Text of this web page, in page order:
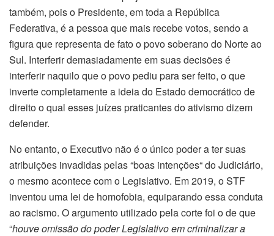
também, pois o Presidente, em toda a República
Federativa, é a pessoa que mais recebe votos, sendo a
figura que representa de fato o povo soberano do Norte ao
Sul. Interferir demasiadamente em suas decisões é
interferir naquilo que o povo pediu para ser feito, o que
inverte completamente a ideia do Estado democrático de
direito o qual esses juízes praticantes do ativismo dizem
defender.
No entanto, o Executivo não é o único poder a ter suas
atribuições invadidas pelas “boas intenções“ do Judiciário,
o mesmo acontece com o Legislativo. Em 2019, o STF
inventou uma lei de homofobia, equiparando essa conduta
ao racismo. O argumento utilizado pela corte foi o de que
“houve omissão do poder Legislativo em criminalizar a